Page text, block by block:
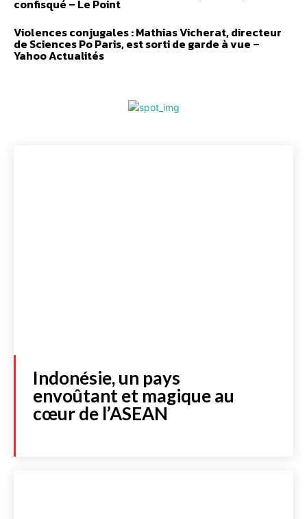
confisqué – Le Point
Violences conjugales : Mathias Vicherat, directeur
de Sciences Po Paris, est sorti de garde à vue –
Yahoo Actualités
Indonésie, un pays
envoûtant et magique au
cœur de l’ASEAN